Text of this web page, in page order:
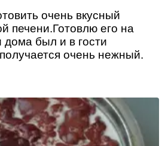
очень вкусный
печени.Готовлю его на
дома был и в гости
очень нежный.